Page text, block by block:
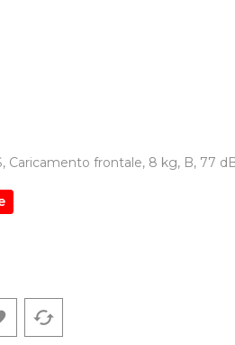
Caricamento frontale, 8 kg, B, 77
cached